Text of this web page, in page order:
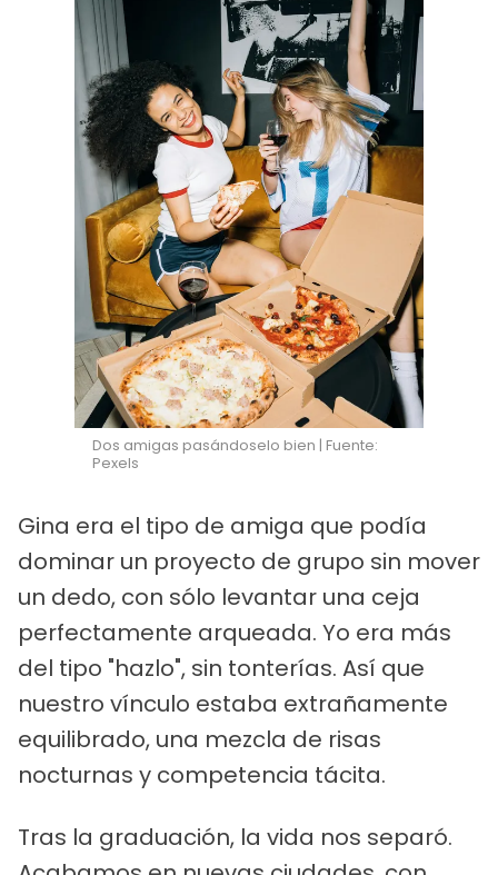
Dos amigas pasándoselo bien | Fuente:
Pexels
Gina era el tipo de amiga que podía
dominar un proyecto de grupo sin mover
un dedo, con sólo levantar una ceja
perfectamente arqueada. Yo era más
del tipo "hazlo", sin tonterías. Así que
nuestro vínculo estaba extrañamente
equilibrado, una mezcla de risas
nocturnas y competencia tácita.
Tras la graduación, la vida nos separó.